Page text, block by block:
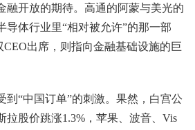
融开放的期待。高通的阿蒙与美光的
导体行业里“相对被允许”的那一部
CEO出席，则指向金融基础设施的巨
到“中国订单”的刺激。果然，白宫公
拉股价跳涨1.3%，苹果、波音、Vis